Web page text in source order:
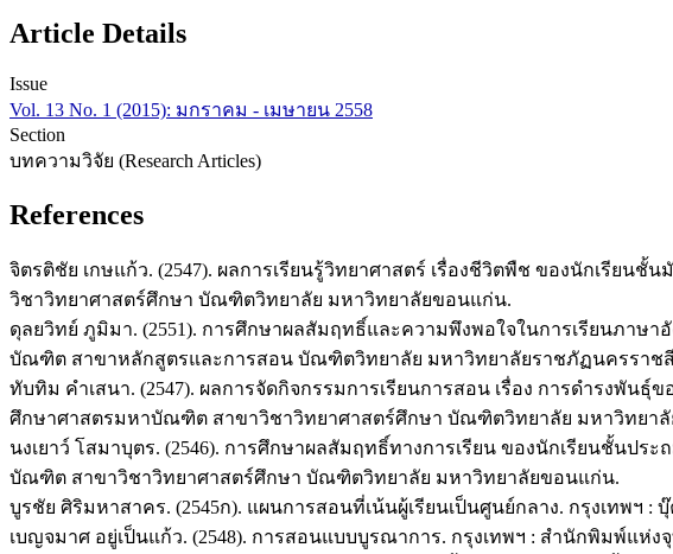
Article Details
Issue
Vol. 13 No. 1 (2015): มกราคม - เมษายน 2558
Section
บทความวิจัย (Research Articles)
References
จิตรติชัย เกษแก้ว. (2547). ผลการเรียนรู้วิทยาศาสตร์ เรื่องชีวิตพืช ของนักเรีย
วิชาวิทยาศาสตร์ศึกษา บัณฑิตวิทยาลัย มหาวิทยาลัยขอนแก่น.
ดุลยวิทย์ ภูมิมา. (2551). การศึกษาผลสัมฤทธิ์และความพึงพอใจในการเรียนภา
บัณฑิต สาขาหลักสูตรและการสอน บัณฑิตวิทยาลัย มหาวิทยาลัยราชภัฏนครราช
ทับทิม คำเสนา. (2547). ผลการจัดกิจกรรมการเรียนการสอน เรื่อง การดำรงพั
ศึกษาศาสตรมหาบัณฑิต สาขาวิชาวิทยาศาสตร์ศึกษา บัณฑิตวิทยาลัย มหาวิทยา
นงเยาว์ โสมาบุตร. (2546). การศึกษาผลสัมฤทธิ์ทางการเรียน ของนักเรียนชั้นป
บัณฑิต สาขาวิชาวิทยาศาสตร์ศึกษา บัณฑิตวิทยาลัย มหาวิทยาลัยขอนแก่น.
บูรชัย ศิริมหาสาคร. (2545ก). แผนการสอนที่เน้นผู้เรียนเป็นศูนย์กลาง. กรุงเทพฯ :
เบญจมาศ อยู่เป็นแก้ว. (2548). การสอนแบบบูรณาการ. กรุงเทพฯ : สำนักพิมพ์แห่